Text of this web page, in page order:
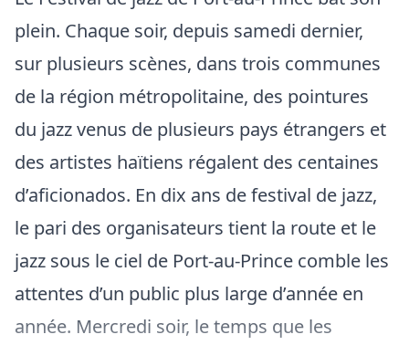
plein. Chaque soir, depuis samedi dernier,
sur plusieurs scènes, dans trois communes
de la région métropolitaine, des pointures
du jazz venus de plusieurs pays étrangers et
des artistes haïtiens régalent des centaines
d’aficionados. En dix ans de festival de jazz,
le pari des organisateurs tient la route et le
jazz sous le ciel de Port-au-Prince comble les
attentes d’un public plus large d’année en
année. Mercredi soir, le temps que les